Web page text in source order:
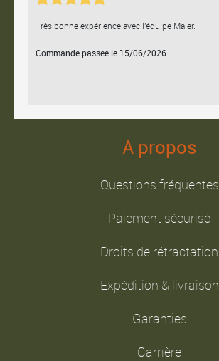
Très bonne expérience avec l'équipe Maier.
Commande passée le 15/06/2026
A propos
Questions fréquentes
Paiement sécurisé
Droits de rétractation
Expédition & livraison
Garanties
Carrière